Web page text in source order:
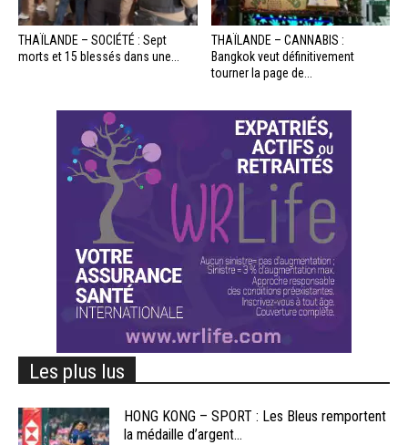
THAÏLANDE – SOCIÉTÉ : Sept
morts et 15 blessés dans une...
THAÏLANDE – CANNABIS :
Bangkok veut définitivement
tourner la page de...
Les plus lus
HONG KONG – SPORT : Les Bleus remportent
la médaille d’argent...